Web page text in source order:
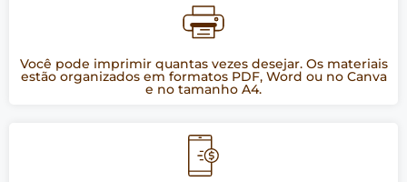
Você pode imprimir quantas vezes desejar. Os materiais
estão organizados em formatos PDF, Word ou no Canva
e no tamanho A4.